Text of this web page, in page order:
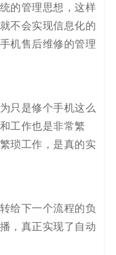
的管理思想，这样
不会实现信息化的
机售后维修的管理
只是修个手机这么
工作也是非常繁
琐工作，是真的实
给下一个流程的负
，真正实现了自动